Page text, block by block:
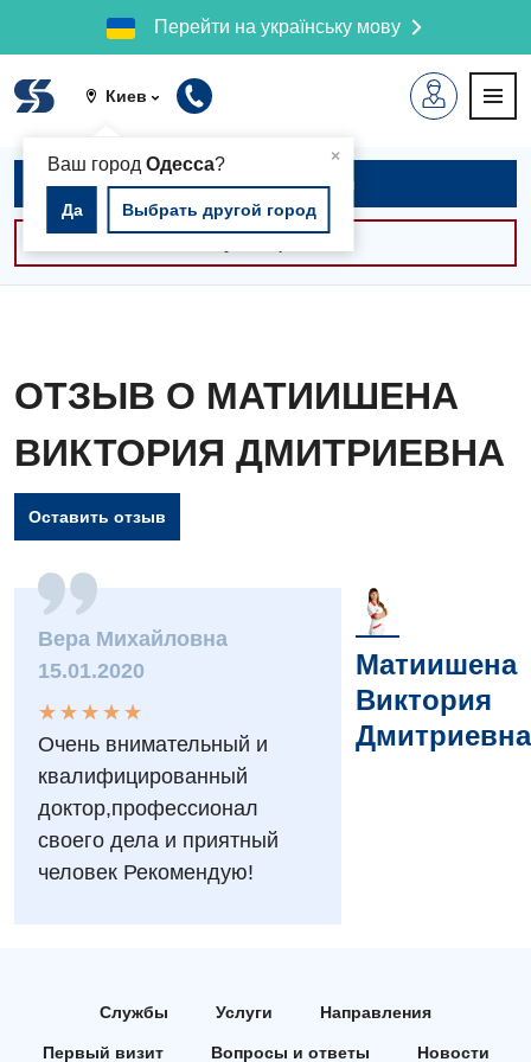
Перейти на українську мову
Киев
×
Ваш город Одесса?
Да Выбрать другой город
Мероприятия БПР
Интернатура
Энциклопедия
Программа лояльности
Видео
Диагностика
Инструментальная диагностика
Рентгенография
УЗИ
Эндоскопическое отделение
Аллергология, иммунология
Андрология
Декларирование
Записаться на приём
ОТЗЫВ О МАТИИШЕНА
ВИКТОРИЯ ДМИТРИЕВНА
Оставить отзыв
Вера Михайловна
15.01.2020
★
★
★
★
★
★ ★ ★ ★ ★
Очень внимательный и
квалифицированный
доктор,профессионал
своего дела и приятный
человек Рекомендую!
Матиишена
Виктория
Дмитриевна
Службы Услуги Направления
Первый визит Вопросы и ответы Новости